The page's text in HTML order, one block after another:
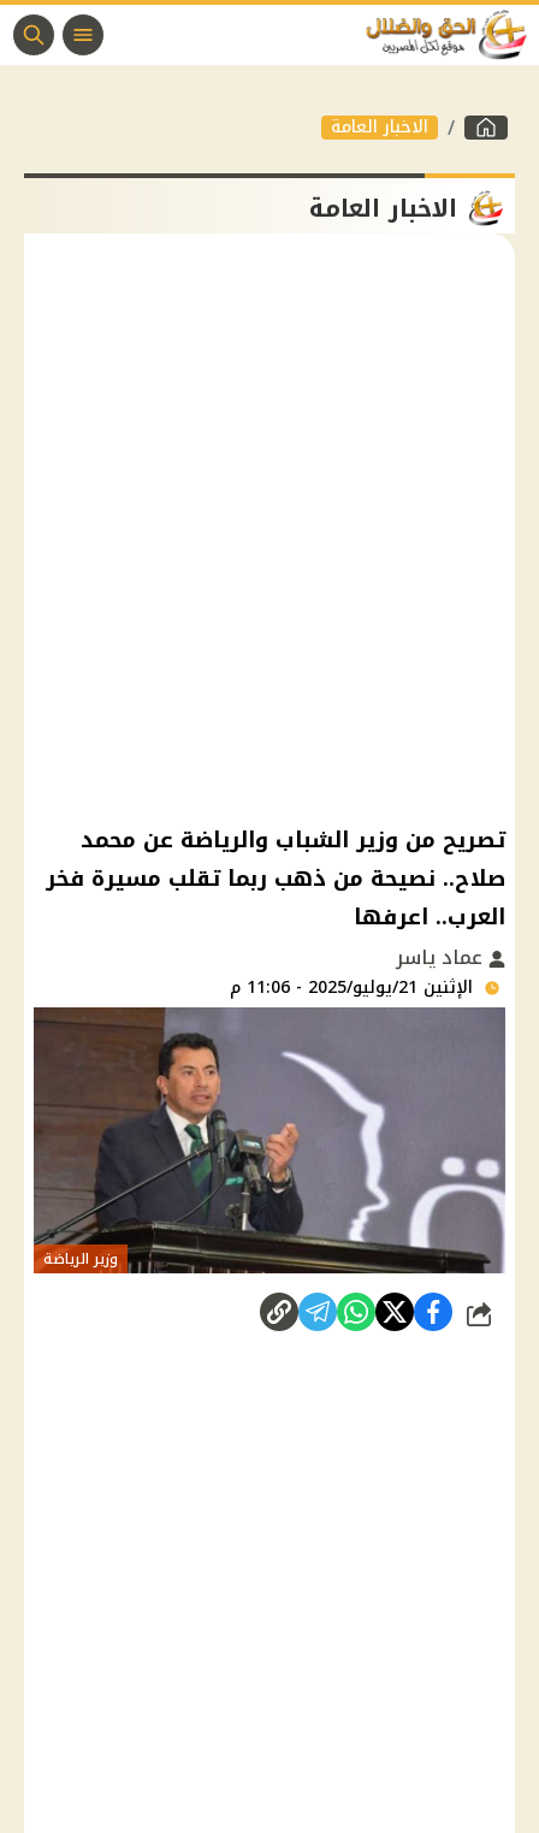
الاخبار العامة
الاخبار العامة
تصريح من وزير الشباب والرياضة عن محمد
صلاح.. نصيحة من ذهب ربما تقلب مسيرة فخر
العرب.. اعرفها
عماد ياسر
الإثنين 21/يوليو/2025 - 11:06 م
وزير الرياضة
شارك